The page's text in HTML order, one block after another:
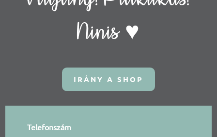
Ninis ♥
IRÁNY A SHOP
Telefonszám